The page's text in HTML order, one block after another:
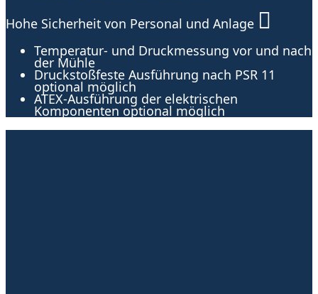
Hohe Sicherheit von Personal und Anlage
Temperatur- und Druckmessung vor und nach
der Mühle
Druckstoßfeste Ausführung nach PSR 11
optional möglich
ATEX-Ausführung der elektrischen
Komponenten optional möglich